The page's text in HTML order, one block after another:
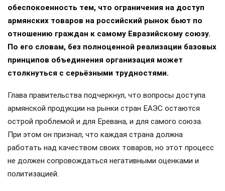
обеспокоенность тем, что ограничения на доступ
армянских товаров на российский рынок бьют по
отношению граждан к самому Евразийскому союзу.
По его словам, без полноценной реализации базовых
принципов объединения организация может
столкнуться с серьёзными трудностями.
Глава правительства подчеркнул, что вопросы доступа
армянской продукции на рынки стран ЕАЭС остаются
острой проблемой и для Еревана, и для самого союза.
При этом он признал, что каждая страна должна
работать над качеством своих товаров, но этот процесс
не должен сопровождаться негативными оценками и
политизацией.